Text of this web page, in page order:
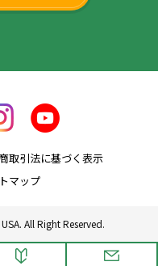
取引法に基づく表示
マップ
All Right Reserved.